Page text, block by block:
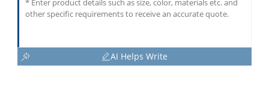
AI Helps Write